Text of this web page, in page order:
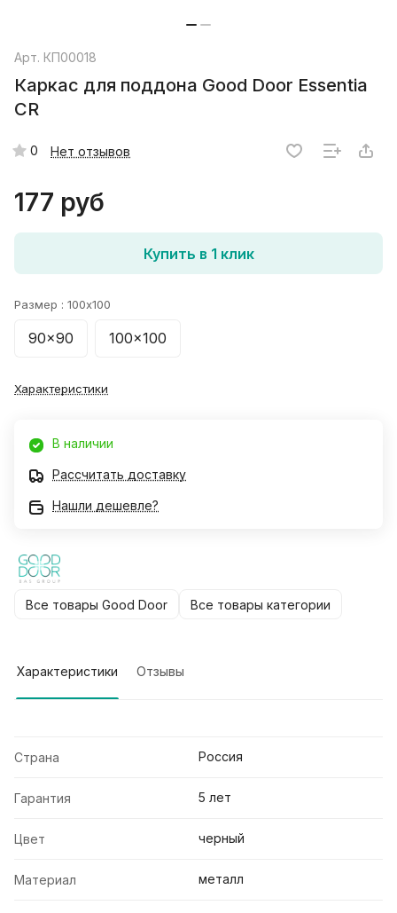
Арт. КП00018
Каркас для поддона Good Door Essentia
CR
0 Нет отзывов
177 руб
Купить в 1 клик
Размер : 100x100
90x90 100x100
Характеристики
В наличии
Рассчитать доставку
Нашли дешевле?
Все товары Good Door Все товары категории
Характеристики Отзывы
Страна Россия
Гарантия 5 лет
Цвет черный
Материал металл